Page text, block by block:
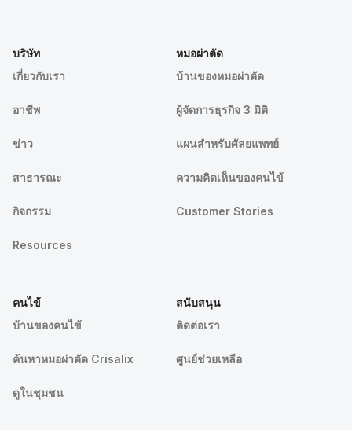
บริษัท
เกี่ยวกับเรา
อาชีพ
ข่าว
สาธารณะ
กิจกรรม
Resources
หมอผ่าตัด
บ้านของหมอผ่าตัด
ผู้จัดการธุรกิจ 3 มิติ
แผนสำหรับศัลยแพทย์
ความคิดเห็นของคนไข้
Customer Stories
คนไข้
บ้านของคนไข้
ค้นหาหมอผ่าตัด Crisalix
ดูในชุมชน
สนับสนุน
ติดต่อเรา
ศูนย์ช่วยเหลือ